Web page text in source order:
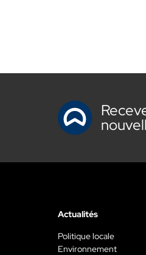
Actualités
Politique locale
Environnement